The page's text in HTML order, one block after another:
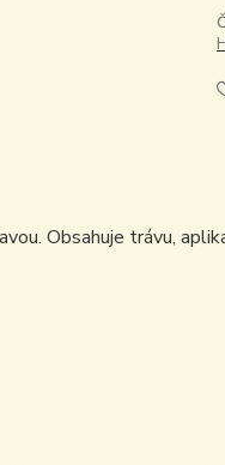
Obsahuje trávu,